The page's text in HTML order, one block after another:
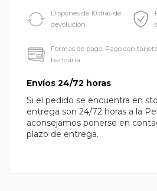
Dispones de 10 días de
devolución
Formas de pago: Pago con
bancaria
Envíos 24/72 horas
Si el pedido se encuentra en
entrega son 24/72 horas a la
aconsejamos ponerse en
plazo de entrega.